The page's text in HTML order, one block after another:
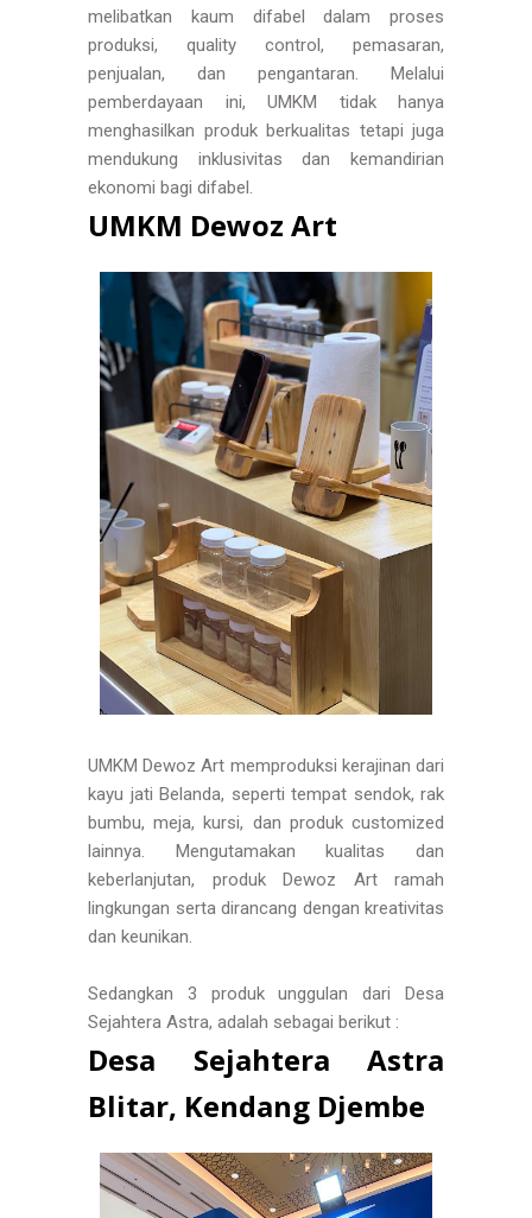
melibatkan kaum difabel dalam proses
produksi, quality control, pemasaran,
penjualan, dan pengantaran. Melalui
pemberdayaan ini, UMKM tidak hanya
menghasilkan produk berkualitas tetapi juga
mendukung inklusivitas dan kemandirian
ekonomi bagi difabel.
UMKM Dewoz Art
UMKM Dewoz Art memproduksi kerajinan dari
kayu jati Belanda, seperti tempat sendok, rak
bumbu, meja, kursi, dan produk customized
lainnya. Mengutamakan kualitas dan
keberlanjutan, produk Dewoz Art ramah
lingkungan serta dirancang dengan kreativitas
dan keunikan.
Sedangkan 3 produk unggulan dari Desa
Sejahtera Astra, adalah sebagai berikut :
Desa Sejahtera Astra
Blitar, Kendang Djembe